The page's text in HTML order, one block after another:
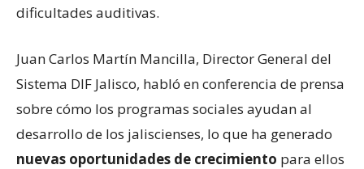
dificultades auditivas.
Juan Carlos Martín Mancilla, Director General del
Sistema DIF Jalisco, habló en conferencia de prensa
sobre cómo los programas sociales ayudan al
desarrollo de los jaliscienses, lo que ha generado
nuevas oportunidades de crecimiento para ellos